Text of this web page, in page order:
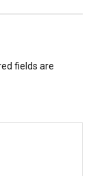
fields are